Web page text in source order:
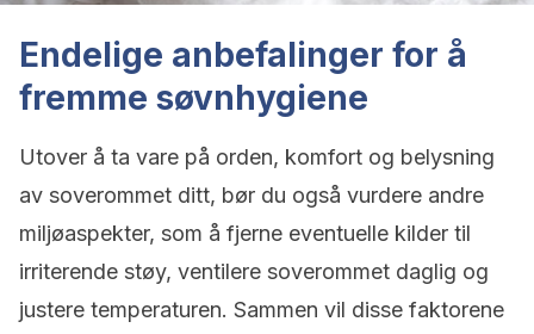
Endelige anbefalinger for å
fremme søvnhygiene
Utover å ta vare på orden, komfort og belysning
av soverommet ditt, bør du også vurdere andre
miljøaspekter, som å fjerne eventuelle kilder til
irriterende støy, ventilere soverommet daglig og
justere temperaturen. Sammen vil disse faktorene